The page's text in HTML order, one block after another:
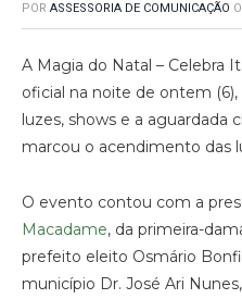
POR ASSESSORIA DE COMUNICAÇÃO
A Magia do Natal – Celebra
oficial na noite de ontem
luzes, shows e a aguardada
marcou o acendimento das
O evento contou com a
Macadame, da primeira-
prefeito eleito Osmário
município Dr. José Ari